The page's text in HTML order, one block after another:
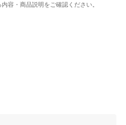
容・商品説明をご確認ください。